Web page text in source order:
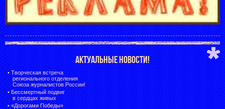
АКТУАЛЬНЫЕ НОВОСТИ!
• Творческая встреча
регионального отделения
Союза журналистов России!
• Бессмертный подвиг
в сердцах живых
• «Дорогами Победы»